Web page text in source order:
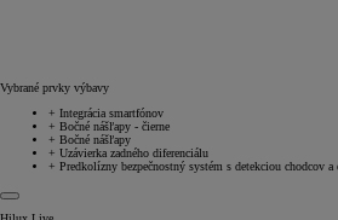
Vybrané prvky výbavy
+ Integrácia smartfónov
+ Bočné nášľapy - čierne
+ Bočné nášľapy
+ Uzávierka zadného diferenciálu
+ Predkolízny bezpečnostný systém s detekciou chodcov